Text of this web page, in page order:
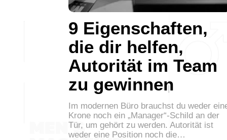
9 Eigenschaften,
die dir helfen,
Autorität im Team
zu gewinnen
Im modernen Büro brauchst du weder
Krone noch ein „Manager“-Schild an der
Tür, um gehört zu werden. Autorität ist
weder eine Position noch die…